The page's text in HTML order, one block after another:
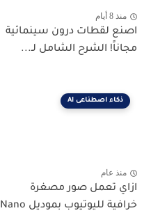
منذ 8 أيام
اصنع لقطات درون سينمائية
مجاناً! الشرح الشامل لـ...
ذكاء اصطناعى AI
منذ عام
ازاي تعمل صور مصغرة
خرافية لليوتيوب بموديل Nano